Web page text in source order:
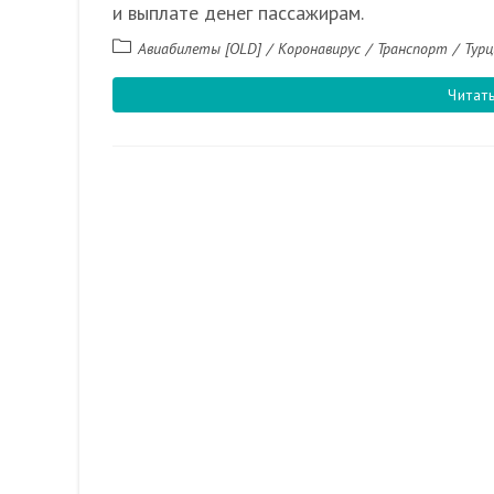
и выплате денег пассажирам.
РубрикаАвиабилеты [OLD] / Коронавирус / Транспорт /